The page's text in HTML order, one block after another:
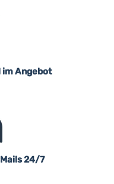
im Angebot
24/7